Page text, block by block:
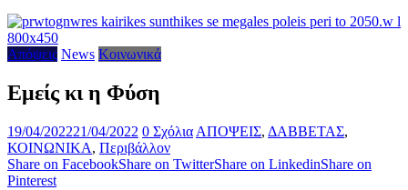
Απόψεις News Κοινωνικά
Εμείς κι η Φύση
19/04/202221/04/2022 0 Σχόλια ΑΠΟΨΕΙΣ, ΔΑΒΒΕΤΑΣ,
ΚΟΙΝΩΝΙΚΑ, Περιβάλλον
Share on FacebookShare on TwitterShare on LinkedinShare on
Pinterest